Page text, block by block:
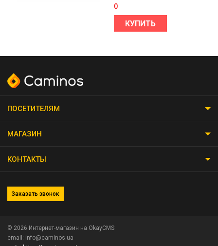
0
КУПИТЬ
ПОСЕТИТЕЛЯМ
МАГАЗИН
КОНТАКТЫ
Заказать звонок
© 2026 Интернет-магазин на OkayCMS
email: info@caminos.ua